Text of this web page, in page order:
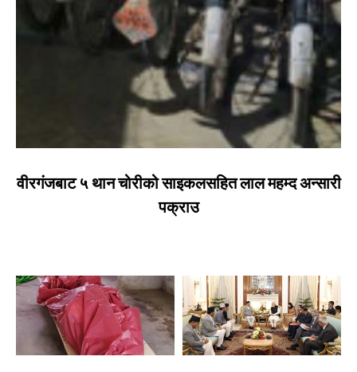
वीरगंजबाट ५ थान चोरीको साइकलसहित लाल महम्द अन्सारी
पक्राउ